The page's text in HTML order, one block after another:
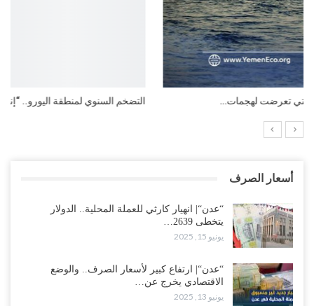
التضخم السنوي لمنطقة اليورو.. “إنفوجرافيك“..!
أسعار الصرف
“عدن“| انهيار كارثي للعملة المحلية.. الدولار
يتخطى 2639…
يونيو 15, 2025
“عدن“| ارتفاع كبير لأسعار الصرف.. والوضع
الاقتصادي يخرج عن…
يونيو 13, 2025